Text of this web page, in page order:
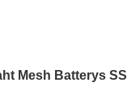
Mesh Batterys SS